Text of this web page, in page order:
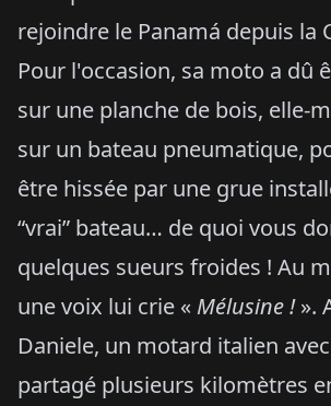
rejoindre le Panamá depuis la
Pour l'occasion, sa moto a dû
sur une planche de bois, elle-
sur un bateau pneumatique,
être hissée par une grue
“vrai” bateau… de quoi vous
quelques sueurs froides ! Au
une voix lui crie « Mélusine !».
Daniele, un motard italien
partagé plusieurs kilomètres